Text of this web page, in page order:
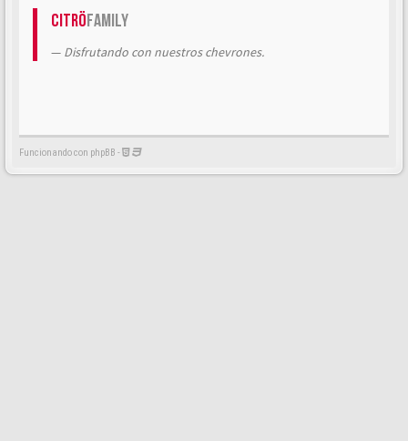
CitröFamily
Disfrutando con nuestros chevrones.
Funcionando con phpBB -